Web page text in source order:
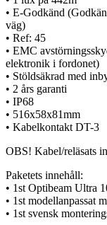
• E-Godkänd
väg)
• Ref: 45
• EMC
elektronik i fordonet)
• Stöldsäkrad med
• 2 års garanti
• IP68
• 516x58x81mm
• Kabelkontakt DT-3
OBS! Kabel/reläsats
Paketets innehåll:
• 1st Optibeam Ultra
• 1st modellanpassat
• 1st svensk